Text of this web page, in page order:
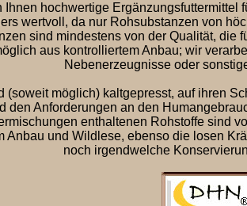
Ihnen hochwertige Ergänzungsfuttermittel
wertvoll, da nur Rohsubstanzen von
sind mindestens von der Qualität, die
aus kontrolliertem Anbau; wir
Nebenerzeugnisse oder
(soweit möglich) kaltgepresst, auf ihren
den Anforderungen an den
enthaltenen Rohstoffe sind
Anbau und Wildlese, ebenso die losen
noch irgendwelche